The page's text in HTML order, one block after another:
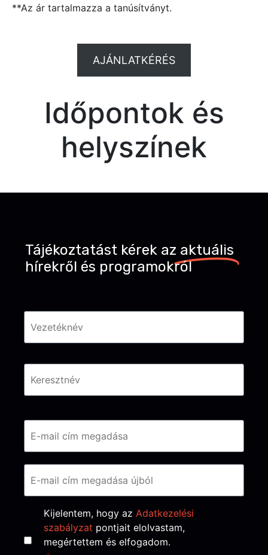
**Az ár tartalmazza a tanúsítványt.
AJÁNLATKÉRÉS
Időpontok és
helyszínek
Tájékoztatást kérek az aktuális
hírekről és programokról
Név *
Email *
Consent *
Kijelentem, hogy az Adatkezelési
szabályzat pontjait elolvastam,
megértettem és elfogadom.